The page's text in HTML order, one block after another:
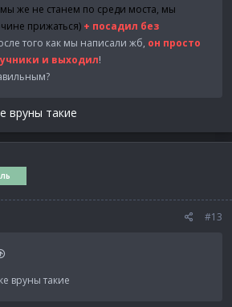
же не станем по среди моста, мы
прижаться) + посадил без
того как мы написали жб, он просто
и выходил!
вруны такие
#13
вруны такие